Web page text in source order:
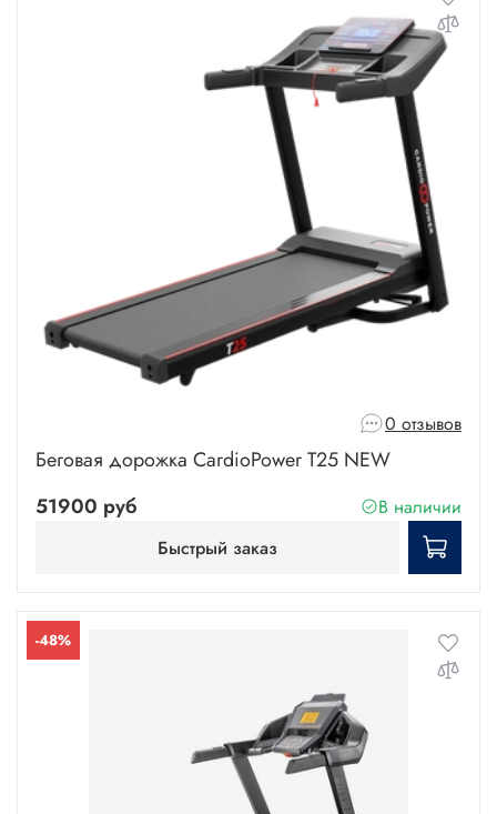
0 отзывов
Беговая дорожка CardioPower T25 NEW
51900 руб
В наличии
Быстрый заказ
-48%